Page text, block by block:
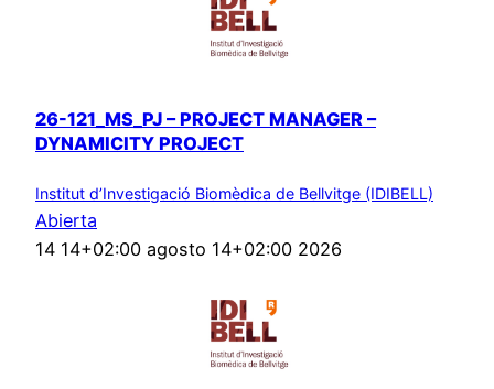
26-121_MS_PJ – PROJECT MANAGER –
DYNAMICITY PROJECT
Institut d’Investigació Biomèdica de Bellvitge (IDIBELL)
Abierta
14 14+02:00 agosto 14+02:00 2026